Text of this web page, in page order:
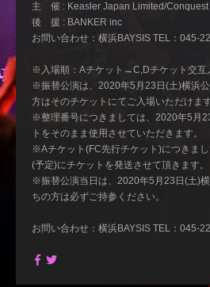
主 催 : Keasler Japan Limited/Conquest
後 援 : BANKER inc
お問い合わせ：横浜BAYSIS TEL：045-
※入場順：Aチケット→C,Dチケット交
※振替公演は、2020年5月23日(土)横浜
方はそのチケットにてご入場いただけます
※整理番号につきましては、2020年5月
トをそのまま使用させていただきます。
※Aチケット(FC先行チケット)につきま
(予定)にチケットを発送させて頂きます。
※振替公演当日は、2020年5月23日(土)
ちの方は必ずご持参ください。
お問い合わせ：横浜BAYSIS TEL：045-